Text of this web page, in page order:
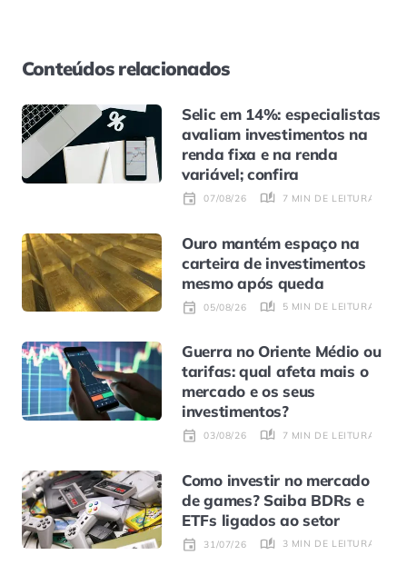
Conteúdos relacionados
Selic em 14%: especialistas
avaliam investimentos na
renda fixa e na renda
variável; confira
07/08/26 7 MIN DE LEITURA
Ouro mantém espaço na
carteira de investimentos
mesmo após queda
05/08/26 5 MIN DE LEITURA
Guerra no Oriente Médio ou
tarifas: qual afeta mais o
mercado e os seus
investimentos?
03/08/26 7 MIN DE LEITURA
Como investir no mercado
de games? Saiba BDRs e
ETFs ligados ao setor
31/07/26 3 MIN DE LEITURA